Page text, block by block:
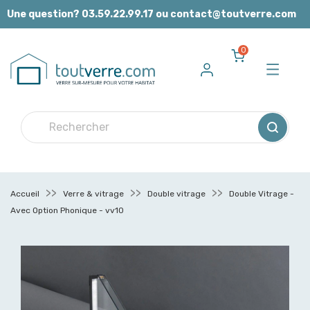
Panneau de gestion des cookies
Une question? 03.59.22.99.17 ou contact@toutverre.com
0
Accueil Verre & vitrage Double vitrage
Double Vitrage -
Avec Option Phonique - vv10